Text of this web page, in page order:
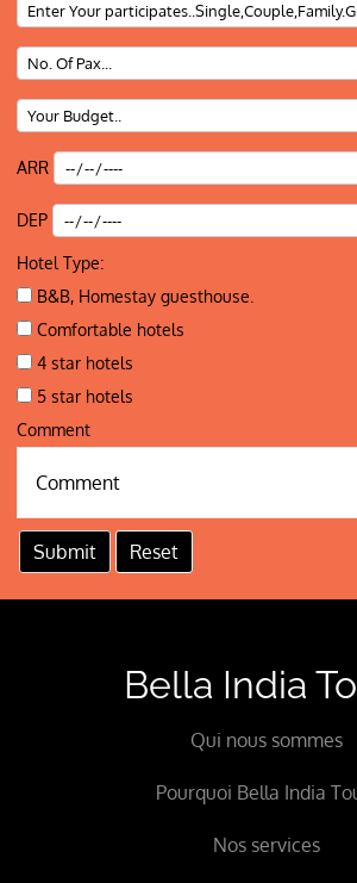
ARR
DEP
Hotel Type:
B&B, Homestay guesthouse.
Comfortable hotels
4 star hotels
5 star hotels
Comment
Bella India
Qui nous sommes
Pourquoi Bella India
Nos services